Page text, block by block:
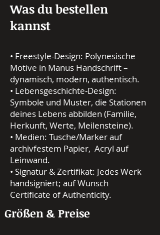
Was du bestellen
kannst
• Freestyle-Design: Polynesische
Motive in Manus Handschrift –
dynamisch, modern, authentisch.
• Lebensgeschichte-Design:
Symbole und Muster, die Stationen
deines Lebens abbilden (Familie,
Herkunft, Werte, Meilensteine).
• Medien: Tusche/Marker auf
archivfestem Papier, Acryl auf
Leinwand.
• Signatur & Zertifikat: Jedes Werk
handsigniert; auf Wunsch
Certificate of Authenticity.
Größen & Preise